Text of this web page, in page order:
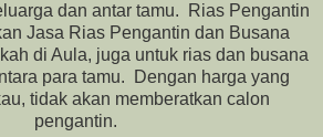
dan antar tamu.
Rias Pengantin
Jasa Rias Pengantin dan Busana
di Aula, juga untuk rias dan busana
para tamu.
Dengan harga yang
tidak akan memberatkan calon
pengantin.